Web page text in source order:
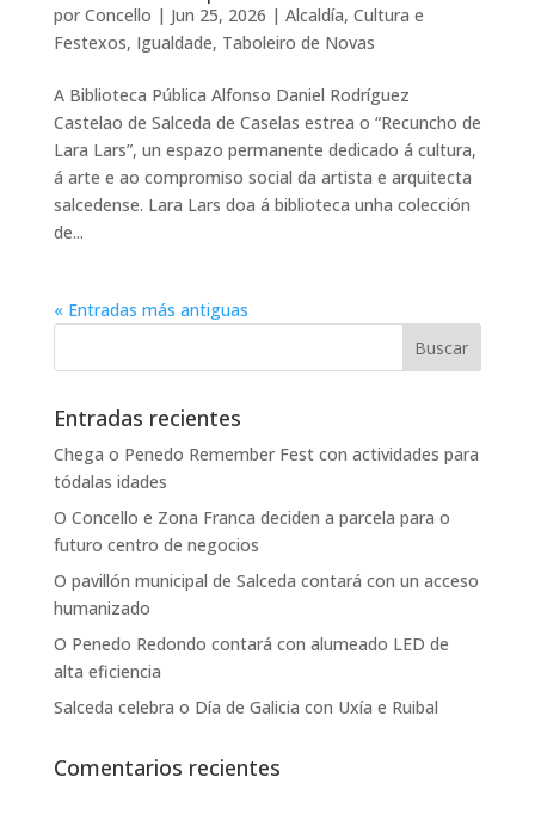
por Concello | Jun 25, 2026 | Alcaldía, Cultura e
Festexos, Igualdade, Taboleiro de Novas
A Biblioteca Pública Alfonso Daniel Rodríguez
Castelao de Salceda de Caselas estrea o “Recuncho de
Lara Lars”, un espazo permanente dedicado á cultura,
á arte e ao compromiso social da artista e arquitecta
salcedense. Lara Lars doa á biblioteca unha colección
de...
« Entradas más antiguas
Entradas recientes
Chega o Penedo Remember Fest con actividades para
tódalas idades
O Concello e Zona Franca deciden a parcela para o
futuro centro de negocios
O pavillón municipal de Salceda contará con un acceso
humanizado
O Penedo Redondo contará con alumeado LED de
alta eficiencia
Salceda celebra o Día de Galicia con Uxía e Ruibal
Comentarios recientes